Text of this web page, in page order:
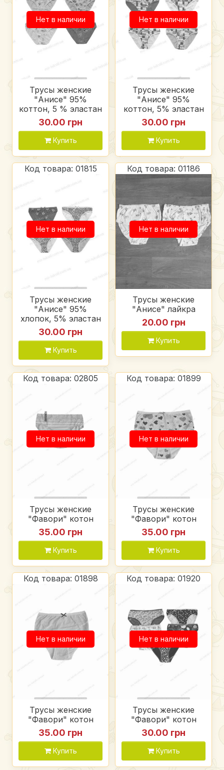
Нет в наличии
Трусы женские
"Анисе" 95%
коттон, 5 % эластан
30.00 грн
Купить
Нет в наличии
Трусы женские
"Анисе" 95%
коттон, 5% эластан
30.00 грн
Купить
Код товара: 01815
Нет в наличии
Трусы женские
"Анисе" 95%
хлопок, 5% эластан
30.00 грн
Купить
Код товара: 01186
Нет в наличии
Трусы женские
"Анисе" лайкра
20.00 грн
Купить
Код товара: 02805
Нет в наличии
Трусы женские
"Фавори" котон
35.00 грн
Купить
Код товара: 01899
Нет в наличии
Трусы женские
"Фавори" котон
35.00 грн
Купить
Код товара: 01898
Нет в наличии
Трусы женские
"Фавори" котон
35.00 грн
Купить
Код товара: 01920
Нет в наличии
Трусы женские
"Фавори" котон
30.00 грн
Купить